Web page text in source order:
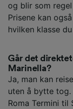
og blir som
Prisene kan
hvilken klasse
Går det
Marinella?
Ja, man kan
uten å bytte
Roma Termini til